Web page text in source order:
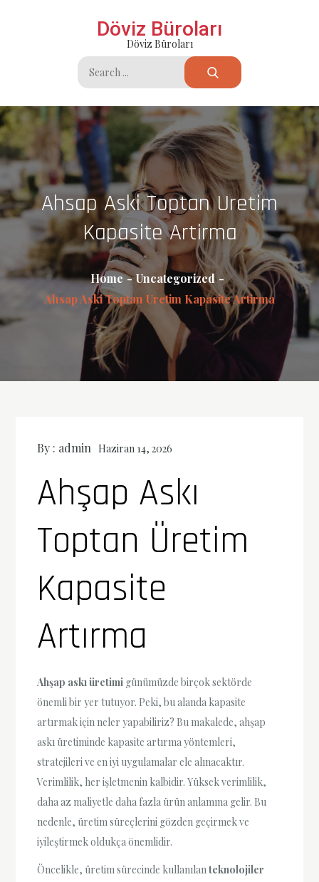
Döviz Büroları
Döviz Büroları
Search
for:
Ahsap Aski Toptan Uretim
Kapasite Artirma
Home
Uncategorized
Ahsap Aski Toptan Uretim Kapasite Artirma
By : admin Haziran 14, 2026
Ahşap Askı
Toptan Üretim
Kapasite
Artırma
Ahşap askı üretimi günümüzde birçok sektörde
önemli bir yer tutuyor. Peki, bu alanda kapasite
artırmak için neler yapabiliriz? Bu makalede, ahşap
askı üretiminde kapasite artırma yöntemleri,
stratejileri ve en iyi uygulamalar ele alınacaktır.
Verimlilik, her işletmenin kalbidir. Yüksek verimlilik,
daha az maliyetle daha fazla ürün anlamına gelir. Bu
nedenle, üretim süreçlerini gözden geçirmek ve
iyileştirmek oldukça önemlidir.
Öncelikle, üretim sürecinde kullanılanteknolojiler